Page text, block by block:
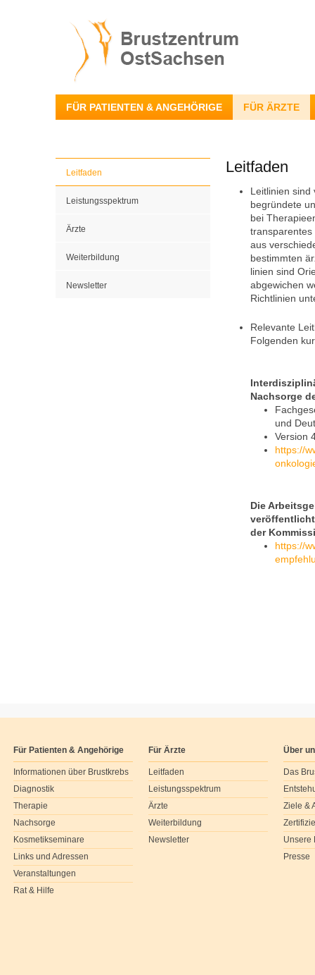
FÜR PATIENTEN & ANGEHÖRIGE FÜR ÄRZTE
Leitfaden
Leistungsspektrum
Ärzte
Weiterbildung
Newsletter
Leitfaden
Leitlinien sind
begründete
bei
transparentes
aus
bestimmten
linien sind
abgewichen
Richtlinien
Relevante
Folgenden
Nachsorge
und
Version
https://
Die
der
https://
Für Patienten & Angehörige
Informationen über Brustkrebs
Diagnostik
Therapie
Nachsorge
Kosmetikseminare
Links und Adressen
Veranstaltungen
Rat & Hilfe
Für Ärzte
Leitfaden
Leistungsspektrum
Ärzte
Weiterbildung
Newsletter
Über
Das
Ziele &
Unsere
Presse